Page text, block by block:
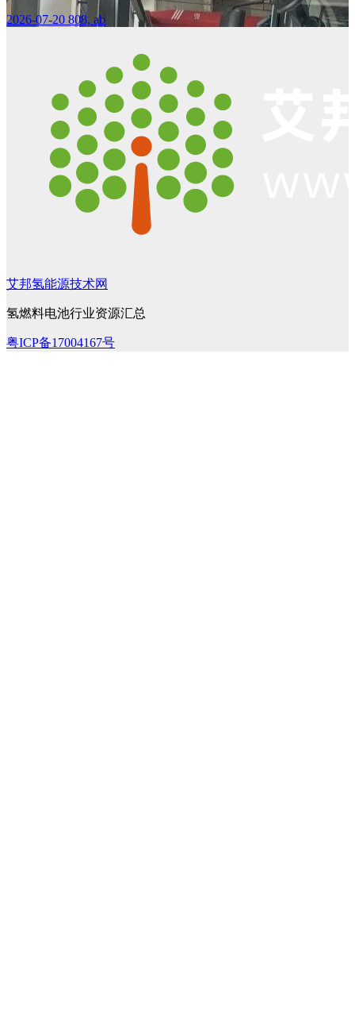
2026-07-20 808, ab
艾邦氢能源技术网
氢燃料电池行业资源汇总
粤ICP备17004167号